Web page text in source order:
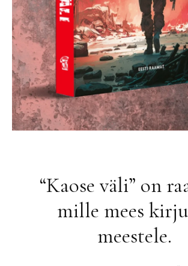
“Kaose väli” on
mille mees
meestele.